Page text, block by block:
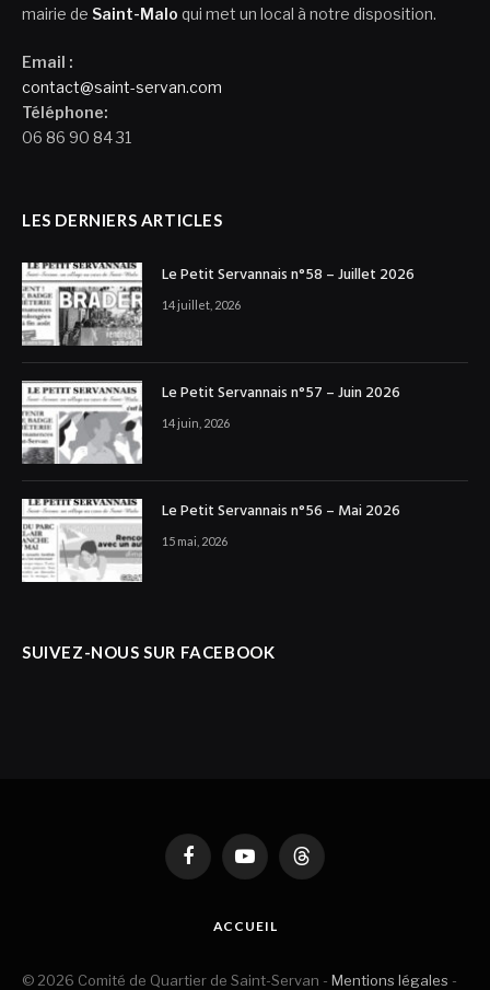
mairie de Saint-Malo qui met un local à notre disposition.
Email :
contact@saint-servan.com
Téléphone:
06 86 90 84 31
LES DERNIERS ARTICLES
Le Petit Servannais n°58 – Juillet 2026
14 juillet, 2026
Le Petit Servannais n°57 – Juin 2026
14 juin, 2026
Le Petit Servannais n°56 – Mai 2026
15 mai, 2026
SUIVEZ-NOUS SUR FACEBOOK
FacebookYouTubeThreads
ACCUEIL
© 2026 Comité de Quartier de Saint-Servan - Mentions légales -